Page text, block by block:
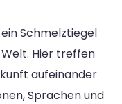
Schmelztiegel
Hier treffen
aufeinander
Sprachen und